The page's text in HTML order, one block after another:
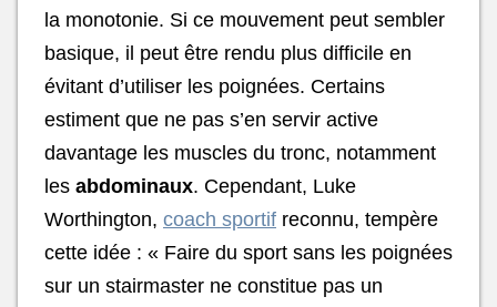
la monotonie. Si ce mouvement peut sembler
basique, il peut être rendu plus difficile en
évitant d’utiliser les poignées. Certains
estiment que ne pas s’en servir active
davantage les muscles du tronc, notamment
les abdominaux. Cependant, Luke
Worthington, coach sportif reconnu, tempère
cette idée : « Faire du sport sans les poignées
sur un stairmaster ne constitue pas un